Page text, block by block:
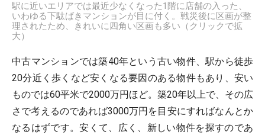
駅に近いエリアでは最近少なくなった1階に店舗の入った、
いわゆる下駄ばきマンションが目に付く。戦災後に区画が整
理されたため、きれいに四角い区画も多い（クリックで拡
大）
中古マンションでは築40年という古い物件、駅から徒歩
20分近く歩くなど安くなる要因のある物件もあり、安い
ものでは60平米で2000万円ほど。築20年以上で、その広
さで考えるのであれば3000万円を目安にすればなんとか
なるはずです。安くて、広く、新しい物件を探すのであ